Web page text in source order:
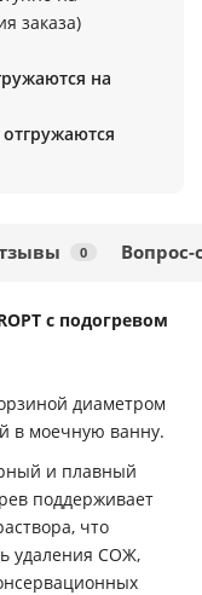
заказа)
на
0 Вопрос-
с подогревом
диаметром
в моечную ванну.
и плавный
поддерживает
что
удаления СОЖ,